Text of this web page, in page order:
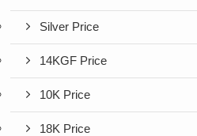
Silver Price
14KGF Price
10K Price
18K Price